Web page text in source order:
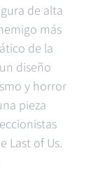
de alta
más
de la
diseño
y horror
pieza
Last of Us.